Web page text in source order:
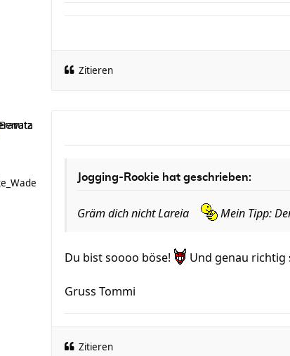
Zitieren
Jogging-Rookie hat geschrieben:
Gräm dich nicht Lareia Mein Tipp:
Du bist soooo böse! Und genau richtig
Gruss Tommi
Zitieren